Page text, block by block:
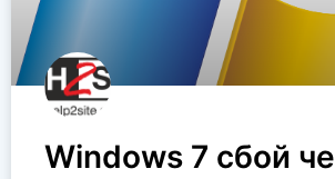
Windows 7 сбой